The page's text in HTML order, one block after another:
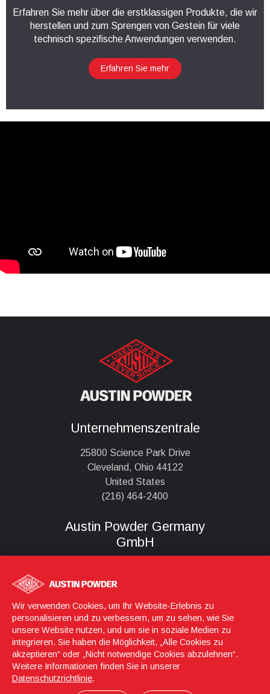
Erfahren Sie mehr über die erstklassigen Produkte, die wir
herstellen und zum Sprengen von Gestein für viele
technisch spezifische Anwendungen verwenden.
Erfahren Sie mehr
Unternehmenszentrale
25800 Science Park Drive
Cleveland, Ohio 44122
United States
(216) 464-2400
Austin Powder Germany
GmbH
D-90402, Nürnberg
0800 2767658
Anmeldung © 2026 Austin Powder
Wir verwenden Cookies, um Ihr Website-Erlebnis zu
personalisieren und zu verbessern, um zu sehen, wie Sie
unsere Website nutzen, und um sie in soziale Medien zu
integrieren. Sie haben die Möglichkeit, „Alle Cookies zu
akzeptieren“ oder „Nicht notwendige Cookies abzulehnen“.
Weitere Informationen finden Sie in unserer
Datenschutzrichtlinie.